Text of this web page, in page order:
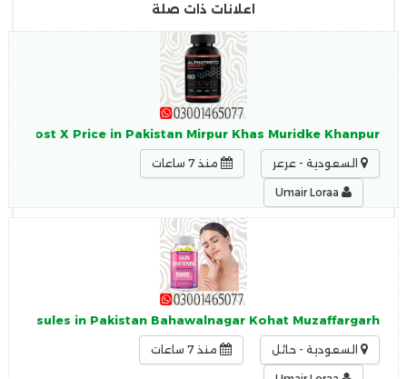
اعلانات ذات صلة
Boost X Price in Pakistan Mirpur Khas Muridke Khanpur
السعودية - عرعر منذ 7 ساعات
Capsules in Pakistan Bahawalnagar Kohat Muzaffargarh
السعودية - حائل منذ 7 ساعات